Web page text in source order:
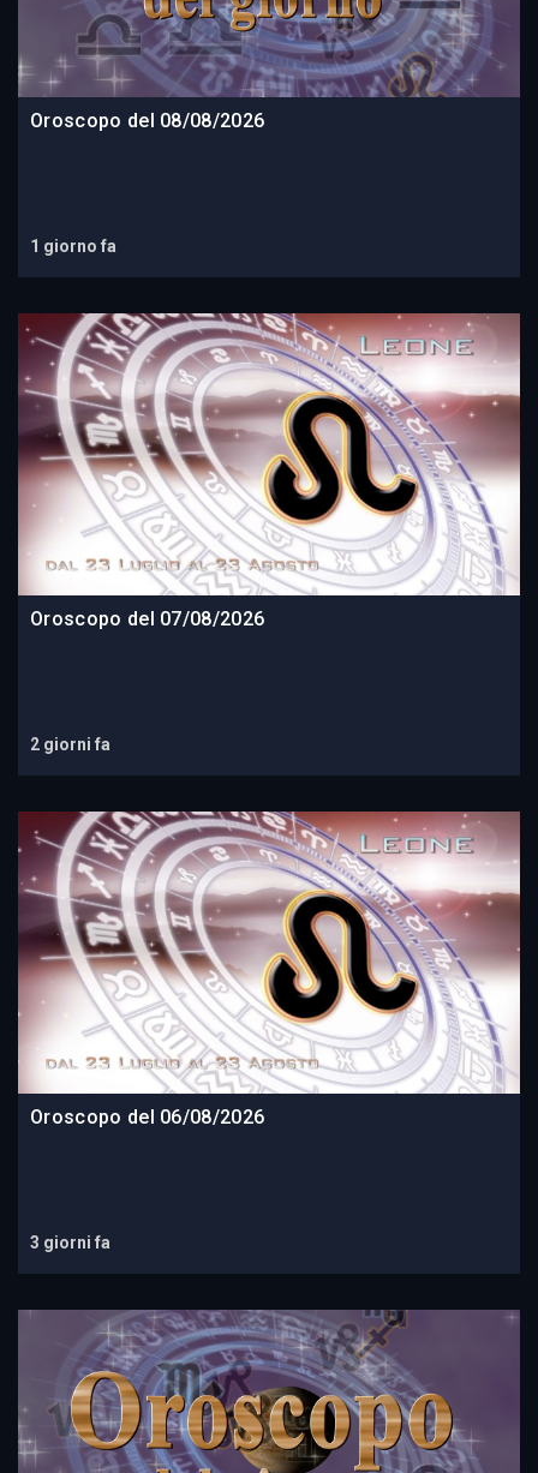
Oroscopo del 08/08/2026
1 giorno fa
Oroscopo del 07/08/2026
2 giorni fa
Oroscopo del 06/08/2026
3 giorni fa